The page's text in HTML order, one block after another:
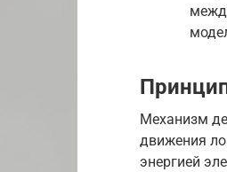
Механизм
движения
энергией